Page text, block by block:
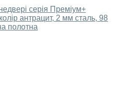
ви вибрати двері
вхідні?
або безпосередньо в нашому
серія Преміум+
антрацит, 2 мм сталь, 98
полотна